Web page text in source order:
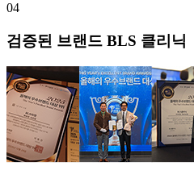
04
검증된 브랜드 BLS 클리닉